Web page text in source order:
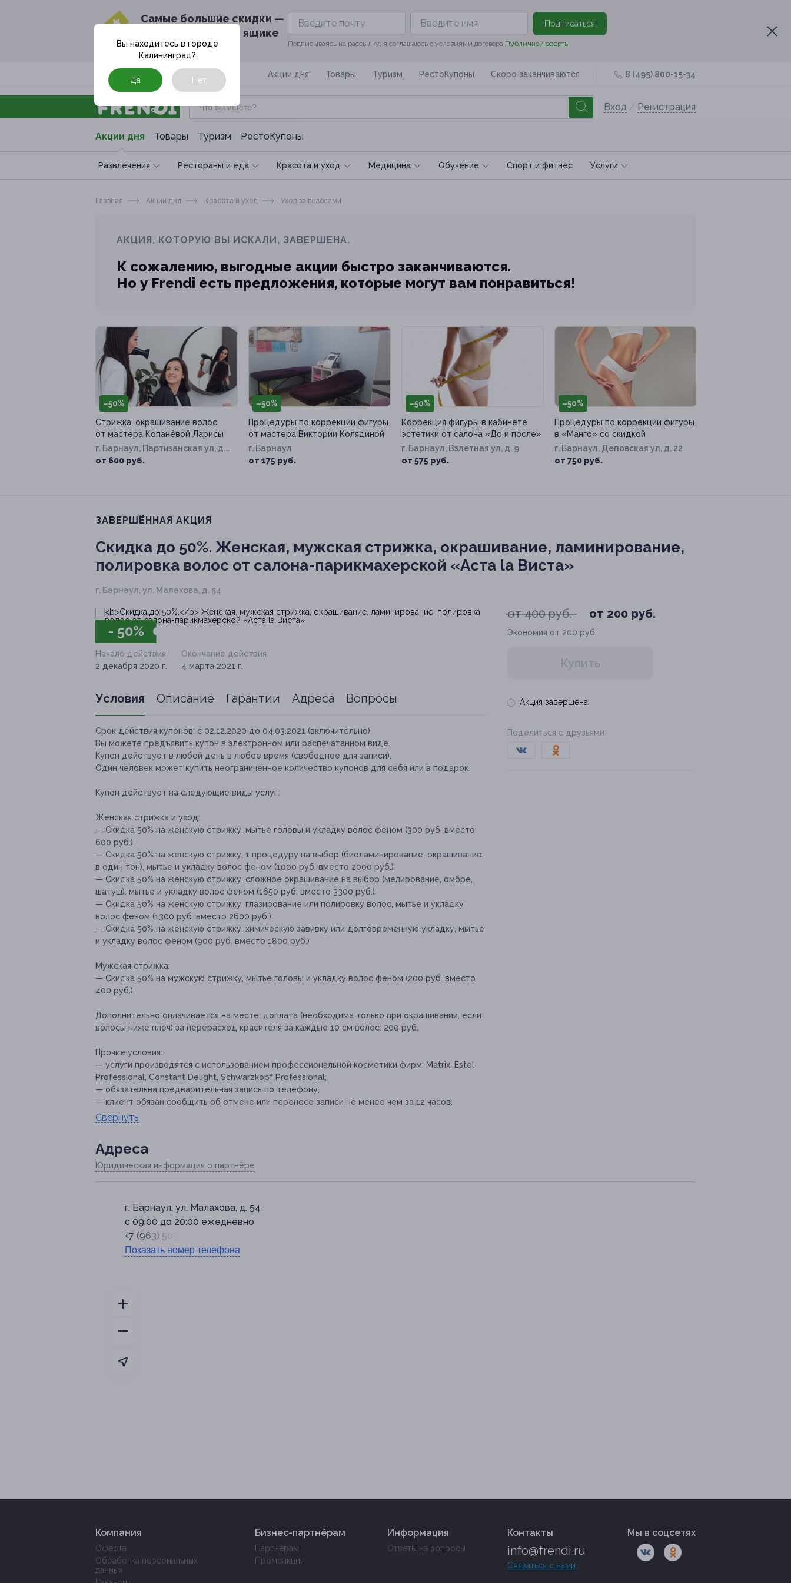
Cамые большие скидки —
в твоём почтовом ящике
Подписаться
Подписываясь на рассылку, я соглашаюсь с условиями договора Публичной оферты
Москва Акции дня Товары Туризм РестоКупоны Скоро заканчиваются 8 (495) 800-15-34
Вход / Регистрация
Акции дня Товары Туризм РестоКупоны
Развлечения Рестораны и еда Красота и уход Медицина Обучение Спoрт и фитнес Услуги
Вы находитесь в городе
Калининград?
Да Нет
Главная Акции дня Красота и уход Уход за волосами
АКЦИЯ, КОТОРУЮ ВЫ ИСКАЛИ, ЗАВЕРШЕНА.
К сожалению, выгодные акции быстро заканчиваются.
Но у Frendi есть предложения, которые могут вам понравиться!
–50%
Стрижка, окрашивание волос
от мастера Копанёвой Ларисы
г. Барнаул, Партизанская ул, д.
40
от 600 руб.
–50%
Процедуры по коррекции фигуры
от мастера Виктории Колядиной
г. Барнаул
от 175 руб.
–50%
Коррекция фигуры в кабинете
эстетики от салона «До и после»
г. Барнаул, Взлетная ул, д. 9
от 575 руб.
–50%
Процедуры по коррекции фигуры
в «Манго» со скидкой
г. Барнаул, Деповская ул, д. 22
от 750 руб.
ЗАВЕРШЁННАЯ АКЦИЯ
Скидка до 50%. Женская, мужская стрижка, окрашивание, ламинирование,
полировка волос от салона-парикмахерской «Аста la Виста»
г. Барнаул, ул. Малахова, д. 54
- 50%
от 400 руб. от 200 руб.
Экономия от 200 руб.
Купить
Акция завершена
Поделиться с друзьями
Начало действия
2 декабря 2020 г.
Окончание действия
4 марта 2021 г.
Условия Описание Гарантии Адреса Вопросы
Срок действия купонов: с 02.12.2020 до 04.03.2021 (включительно).
Вы можете предъявить купон в электронном или распечатанном виде.
Купон действует в любой день в любое время (свободное для записи).
Один человек может купить неограниченное количество купонов для себя или в подарок.
Купон действует на следующие виды услуг:
Женская стрижка и уход:
— Скидка 50% на женскую стрижку, мытье головы и укладку волос феном (300 руб. вместо
600 руб.)
— Скидка 50% на женскую стрижку, 1 процедуру на выбор (биоламинирование, окрашивание
в один тон), мытье и укладку волос феном (1000 руб. вместо 2000 руб.)
— Скидка 50% на женскую стрижку, сложное окрашивание на выбор (мелирование, омбре,
шатуш), мытье и укладку волос феном (1650 руб. вместо 3300 руб.)
— Скидка 50% на женскую стрижку, глазирование или полировку волос, мытье и укладку
волос феном (1300 руб. вместо 2600 руб.)
— Скидка 50% на женскую стрижку, химическую завивку или долговременную укладку, мытье
и укладку волос феном (900 руб. вместо 1800 руб.)
Мужская стрижка:
— Скидка 50% на мужскую стрижку, мытье головы и укладку волос феном (200 руб. вместо
400 руб.)
Дополнительно оплачивается на месте: доплата (необходима только при окрашивании, если
волосы ниже плеч) за перерасход красителя за каждые 10 см волос: 200 руб.
Прочие условия:
— услуги производятся с использованием профессиональной косметики фирм: Matrix, Estel
Professional, Constant Delight, Schwarzkopf Professional;
— обязательна предварительная запись по телефону;
— клиент обязан сообщить об отмене или переносе записи не менее чем за 12 часов.
Свернуть
Адресa
Юридическая информация о партнёре
г. Барнаул, ул. Малахова, д. 54
с 09:00 до 20:00 ежедневно
+7 (963) 509-47-31
Показать номер телефона
Компания
Оферта
Обработка персональных
данных
Бизнес-партнёрам
Партнёрам
Промоакции
Информация
Ответы на вопросы
Контакты
info@frendi.ru
Связаться с нами
Мы в соцсетях